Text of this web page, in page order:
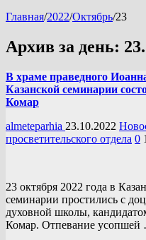
Главная/2022/Октябрь/23
Архив за день:
В храме праведного
Казанской семинарии
Комар
almeteparhia 23.10.2022
просветительского отдела 0
23 октября 2022 года в
семинарии простились с
духовной школы,
Комар. Отпевание